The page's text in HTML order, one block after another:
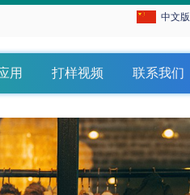
中文版
用 打样视频 联系我们